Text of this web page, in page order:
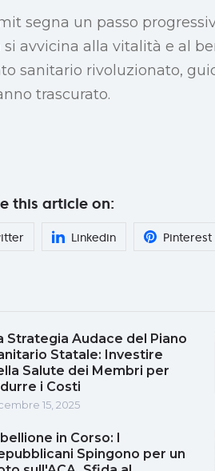
segna un passo
avvicina alla vitalità e al
sanitario rivoluzionato,
trascurato.
this article on:
Linkedin Pinterest
Strategia Audace del Piano
Statale: Investire
Salute dei Membri per
i Costi
15, 2025
in Corso: I
Spingono per un